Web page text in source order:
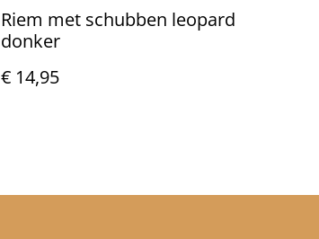
Riem met schubben leopard
donker
€ 14,95